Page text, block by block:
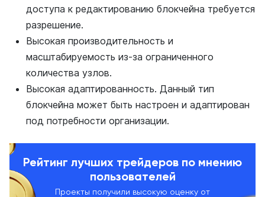
доступа к редактированию блокчейна требуется
разрешение.
Высокая производительность и
масштабируемость из-за ограниченного
количества узлов.
Высокая адаптированность. Данный тип
блокчейна может быть настроен и адаптирован
под потребности организации.
Рейтинг лучших трейдеров по мнению
пользователей
Проекты получили высокую оценку от